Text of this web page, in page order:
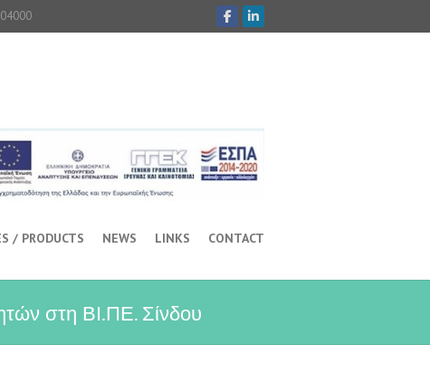
/ PRODUCTS NEWS LINKS CONTACT
στη ΒΙ.ΠΕ. Σίνδου